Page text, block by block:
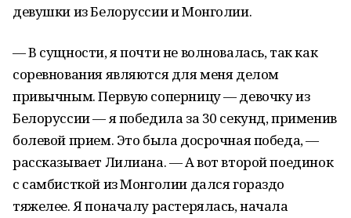
девушки из Белоруссии и Монголии.
— В сущности, я почти не волновалась, так как
соревнования являются для меня делом
привычным. Первую соперницу — девочку из
Белоруссии — я победила за 30 секунд, применив
болевой прием. Это была досрочная победа, —
рассказывает Лилиана. — А вот второй поединок
с самбисткой из Монголии дался гораздо
тяжелее. Я поначалу растерялась, начала